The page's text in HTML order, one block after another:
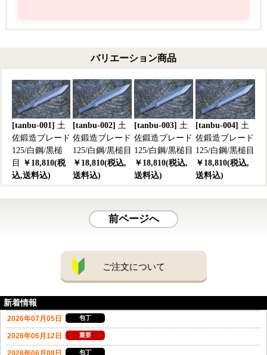
バリエーション商品
[tanbu-001] 土
佐鍛造ブレード
125/白鋼/黒槌
目
￥18,810(税
込,送料込)
[tanbu-002] 土
佐鍛造ブレード
125/白鋼/黒槌目
￥18,810(税込,
送料込)
[tanbu-003] 土
佐鍛造ブレード
125/白鋼/黒槌目
￥18,810(税込,
送料込)
[tanbu-004] 土
佐鍛造ブレード
125/白鋼/黒槌目
￥18,810(税込,
送料込)
前ページへ
ご注文について
新着情報